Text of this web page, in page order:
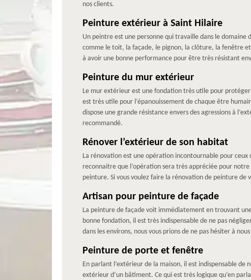
nos clients.
Peinture extérieur à Saint Hilaire
Un peintre est une personne qui travaille dans le
comme le toit, la façade, le pignon, la clôture, la fenêtre
à avoir une bonne performance pour être très résistant
Peinture du mur extérieur
Le mur extérieur est une fondation très utile pour
est très utile pour l’épanouissement de chaque être
dispose une grande résistance envers des agressions à
recommandé.
Rénover l’extérieur de son habitat
La rénovation est une opération incontournable pour
reconnaitre que l’opération sera très appréciée pour
peinture. Si vous voulez faire la rénovation de peinture
Artisan pour peinture de façade
La peinture de façade voit immédiatement en trouvant
bonne fondation, il est très indispensable de ne pas
dans les environs, nous vous prions de ne pas hésiter à
Peinture de porte et fenêtre
En parlant l’extérieur de la maison, il est indispensable
extérieur d’un bâtiment. Ce qui est très logique qu’en